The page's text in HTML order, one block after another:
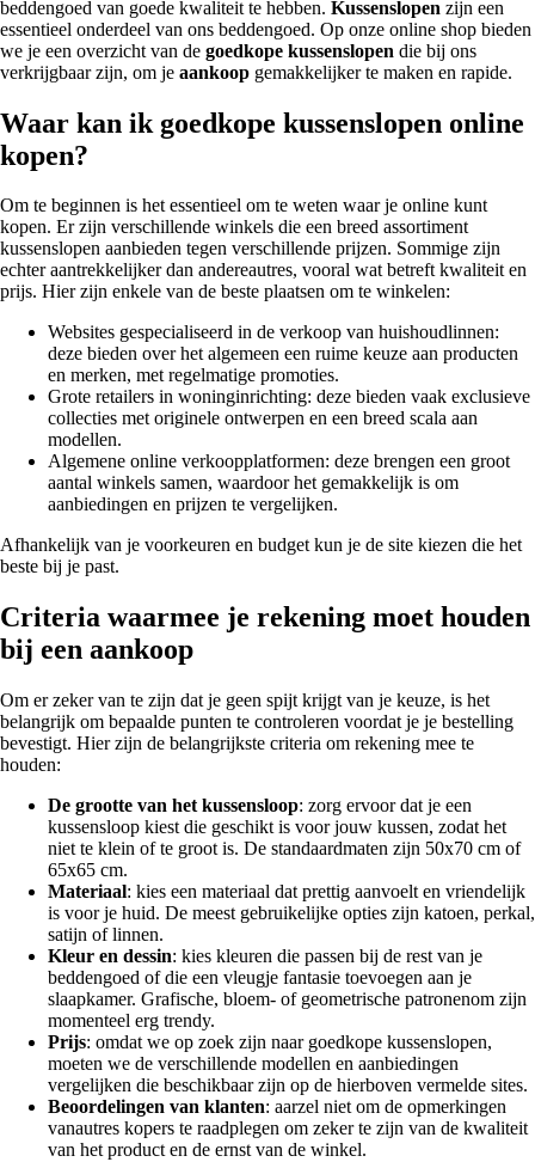
beddengoed van goede kwaliteit te hebben. Kussenslopen zijn een
essentieel onderdeel van ons beddengoed. Op onze online shop bieden
we je een overzicht van de goedkope kussenslopen die bij ons
verkrijgbaar zijn, om je aankoop gemakkelijker te maken en rapide.
Waar kan ik goedkope kussenslopen online
kopen?
Om te beginnen is het essentieel om te weten waar je online kunt
kopen. Er zijn verschillende winkels die een breed assortiment
kussenslopen aanbieden tegen verschillende prijzen. Sommige zijn
echter aantrekkelijker dan andereautres, vooral wat betreft kwaliteit en
prijs. Hier zijn enkele van de beste plaatsen om te winkelen:
Websites gespecialiseerd in de verkoop van huishoudlinnen:
deze bieden over het algemeen een ruime keuze aan producten
en merken, met regelmatige promoties.
Grote retailers in woninginrichting: deze bieden vaak exclusieve
collecties met originele ontwerpen en een breed scala aan
modellen.
Algemene online verkoopplatformen: deze brengen een groot
aantal winkels samen, waardoor het gemakkelijk is om
aanbiedingen en prijzen te vergelijken.
Afhankelijk van je voorkeuren en budget kun je de site kiezen die het
beste bij je past.
Criteria waarmee je rekening moet houden
bij een aankoop
Om er zeker van te zijn dat je geen spijt krijgt van je keuze, is het
belangrijk om bepaalde punten te controleren voordat je je bestelling
bevestigt. Hier zijn de belangrijkste criteria om rekening mee te
houden:
De grootte van het kussensloop: zorg ervoor dat je een
kussensloop kiest die geschikt is voor jouw kussen, zodat het
niet te klein of te groot is. De standaardmaten zijn 50x70 cm of
65x65 cm.
Materiaal: kies een materiaal dat prettig aanvoelt en vriendelijk
is voor je huid. De meest gebruikelijke opties zijn katoen, perkal,
satijn of linnen.
Kleur en dessin: kies kleuren die passen bij de rest van je
beddengoed of die een vleugje fantasie toevoegen aan je
slaapkamer. Grafische, bloem- of geometrische patronenom zijn
momenteel erg trendy.
Prijs: omdat we op zoek zijn naar goedkope kussenslopen,
moeten we de verschillende modellen en aanbiedingen
vergelijken die beschikbaar zijn op de hierboven vermelde sites.
Beoordelingen van klanten: aarzel niet om de opmerkingen
vanautres kopers te raadplegen om zeker te zijn van de kwaliteit
van het product en de ernst van de winkel.